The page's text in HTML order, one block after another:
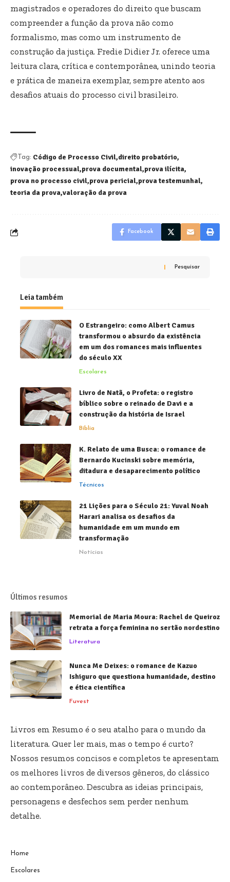
magistrados e operadores do direito que buscam
compreender a função da prova não como
formalismo, mas como um instrumento de
construção da justiça. Fredie Didier Jr. oferece uma
leitura clara, crítica e contemporânea, unindo teoria
e prática de maneira exemplar, sempre atento aos
desafios atuais do processo civil brasileiro.
Tag: Código de Processo Civil direito probatório
inovação processual prova documental prova ilícita
prova no processo civil prova pericial prova testemunhal
teoria da prova valoração da prova
Facebook
Pesquisar
Leia também
O Estrangeiro: como Albert Camus
transformou o absurdo da existência
em um dos romances mais influentes
do século XX
Escolares
Livro de Natã, o Profeta: o registro
bíblico sobre o reinado de Davi e a
construção da história de Israel
Bíblia
K. Relato de uma Busca: o romance de
Bernardo Kucinski sobre memória,
ditadura e desaparecimento político
Técnicos
21 Lições para o Século 21: Yuval Noah
Harari analisa os desafios da
humanidade em um mundo em
transformação
Notícias
Últimos resumos
Memorial de Maria Moura: Rachel de Queiroz
retrata a força feminina no sertão nordestino
Literatura
Nunca Me Deixes: o romance de Kazuo
Ishiguro que questiona humanidade, destino
e ética científica
Fuvest
Livros em Resumo é o seu atalho para o mundo da
literatura. Quer ler mais, mas o tempo é curto?
Nossos resumos concisos e completos te apresentam
os melhores livros de diversos gêneros, do clássico
ao contemporâneo. Descubra as ideias principais,
personagens e desfechos sem perder nenhum
detalhe.
Home
Escolares